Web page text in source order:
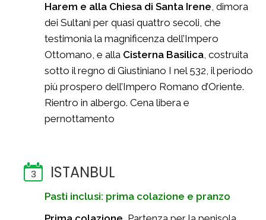
Harem e alla Chiesa di Santa Irene, dimora
dei Sultani per quasi quattro secoli, che
testimonia la magnificenza dell’Impero
Ottomano, e alla Cisterna Basilica, costruita
sotto il regno di Giustiniano I nel 532, il periodo
più prospero dell’Impero Romano d’Oriente.
Rientro in albergo. Cena libera e
pernottamento
3 ISTANBUL
Pasti inclusi: prima colazione e pranzo